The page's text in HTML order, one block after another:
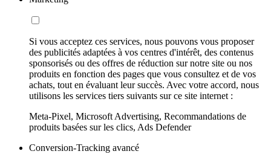
Si vous acceptez ces services, nous pouvons vous proposer
des publicités adaptées à vos centres d'intérêt, des contenus
sponsorisés ou des offres de réduction sur notre site ou nos
produits en fonction des pages que vous consultez et de vos
achats, tout en évaluant leur succès. Avec votre accord, nous
utilisons les services tiers suivants sur ce site internet :
Meta-Pixel, Microsoft Advertising, Recommandations de
produits basées sur les clics, Ads Defender
Conversion-Tracking avancé